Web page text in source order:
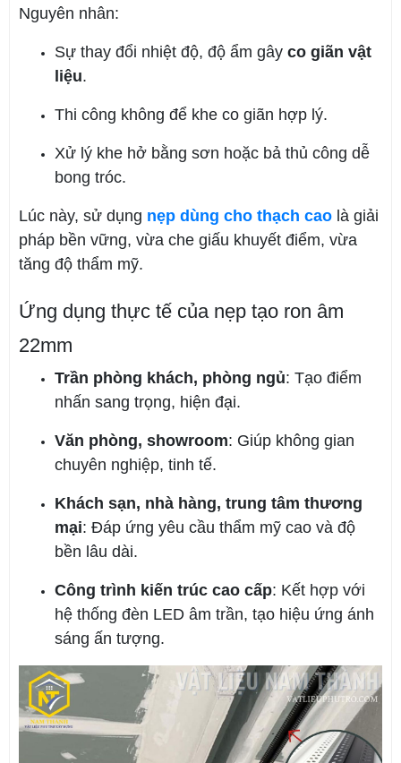
Nguyên nhân:
Sự thay đổi nhiệt độ, độ ẩm gây co giãn vật
liệu.
Thi công không để khe co giãn hợp lý.
Xử lý khe hở bằng sơn hoặc bả thủ công dễ
bong tróc.
Lúc này, sử dụng nẹp dùng cho thạch cao là giải
pháp bền vững, vừa che giấu khuyết điểm, vừa
tăng độ thẩm mỹ.
Ứng dụng thực tế của nẹp tạo ron âm
22mm
Trần phòng khách, phòng ngủ: Tạo điểm
nhấn sang trọng, hiện đại.
Văn phòng, showroom: Giúp không gian
chuyên nghiệp, tinh tế.
Khách sạn, nhà hàng, trung tâm thương
mại: Đáp ứng yêu cầu thẩm mỹ cao và độ
bền lâu dài.
Công trình kiến trúc cao cấp: Kết hợp với
hệ thống đèn LED âm trần, tạo hiệu ứng ánh
sáng ấn tượng.